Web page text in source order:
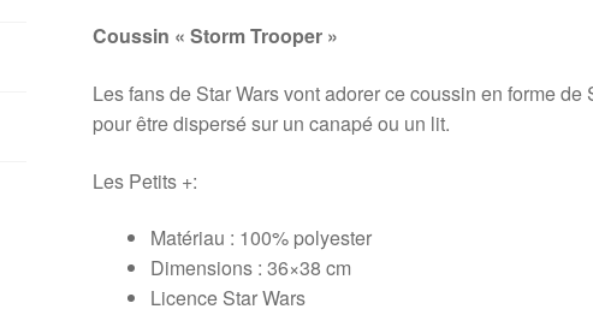
Coussin « Storm Trooper »
Les fans de Star Wars vont adorer ce coussin en forme
pour être dispersé sur un canapé ou un lit.
Les Petits +:
Matériau : 100% polyester
Dimensions : 36×38 cm
Licence Star Wars